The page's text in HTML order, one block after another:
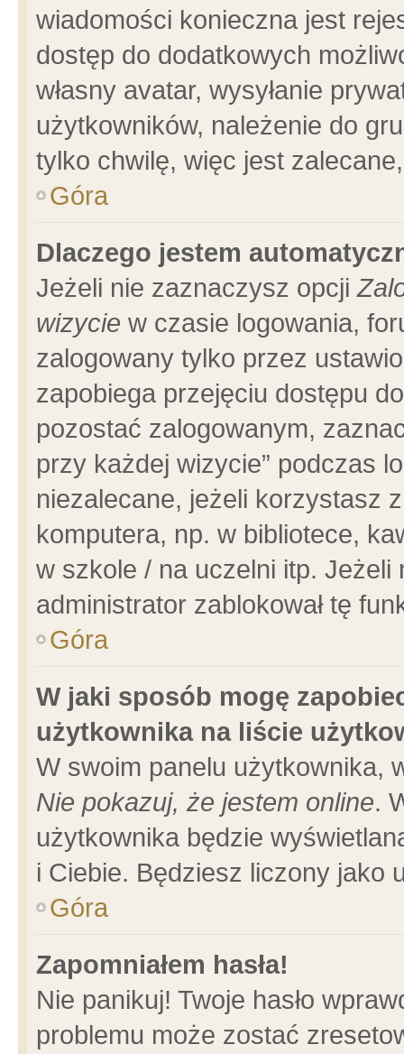
wiadomości konieczna jest
dostęp do dodatkowych
własny avatar, wysyłanie
użytkowników, należenie do
tylko chwilę, więc jest
Góra
Dlaczego jestem
Jeżeli nie zaznaczysz opcji
wizycie w czasie logowania,
zalogowany tylko przez
zapobiega przejęciu dostępu
pozostać zalogowanym,
przy każdej wizycie” podczas
niezalecane, jeżeli korzystasz
komputera, np. w bibliotece,
w szkole / na uczelni itp.
administrator zablokował tę
Góra
W jaki sposób mogę
użytkownika na liście
W swoim panelu użytkownika,
Nie pokazuj, że jestem online.
użytkownika będzie
i Ciebie. Będziesz liczony jako
Góra
Zapomniałem hasła!
Nie panikuj! Twoje hasło
problemu może zostać